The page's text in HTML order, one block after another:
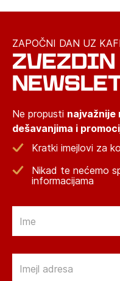
ZAPOČNI DAN UZ
ZVEZDIN
Ne propusti najvažnije
dešavanjima i
Kratki imejlovi za
Nikad te nećemo
informacijama